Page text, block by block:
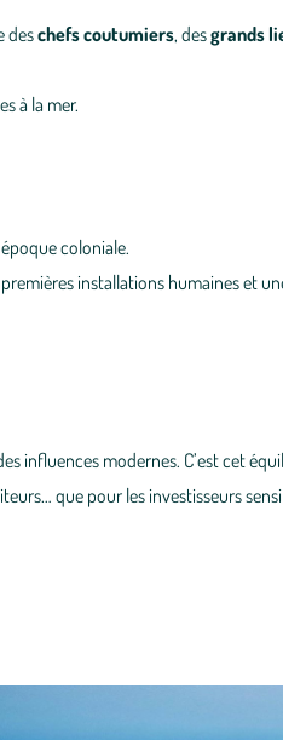
deschefs coutumiers, desgrands
à la mer.
coloniale.
installations humaines et
influences modernes. C’est cet
que pour les investisseurs